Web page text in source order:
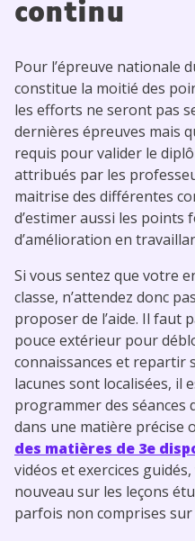
continu
Pour l’épreuve nationale
constitue la moitié des
les efforts ne seront pas
dernières épreuves mais
requis pour valider le
attribués par les
maitrise des différentes
d’estimer aussi les points
d’amélioration en
Si vous sentez que votre
classe, n’attendez donc
proposer de l’aide. Il faut
pouce extérieur pour
connaissances et repartir
lacunes sont localisées, il
programmer des séances
dans une matière précise
des matières de 3e
vidéos et exercices
nouveau sur les leçons
parfois non comprises sur